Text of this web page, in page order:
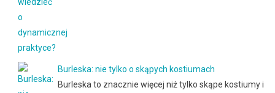
Burleska: nie tylko o skąpych kostiumach
Burleska to znacznie więcej niż tylko skąpe kostiumy i